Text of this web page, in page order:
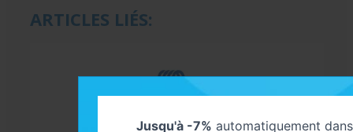
ARTICLES LIÉS:
Jusqu'à -7% automatiquement